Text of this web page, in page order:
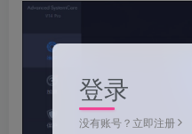
登录
没有账号？立即注册